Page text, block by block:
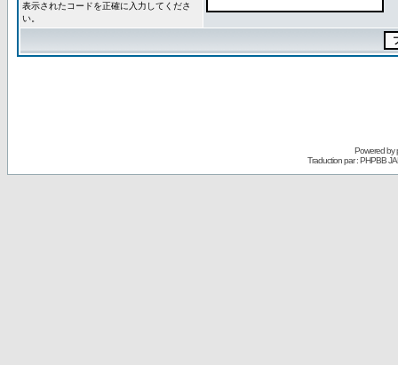
表示されたコードを正確に入力してくださ
い。
Powered by
Traduction par : PHPBB